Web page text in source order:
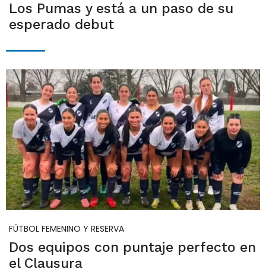
Los Pumas y está a un paso de su
esperado debut
FÚTBOL FEMENINO Y RESERVA
Dos equipos con puntaje perfecto en
el Clausura